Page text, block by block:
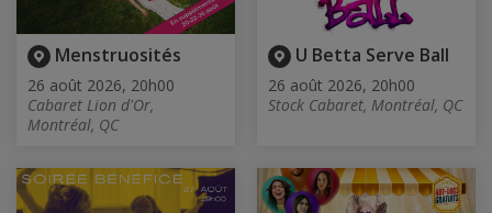
Menstruosités
26 août 2026, 20h00
Cabaret Lion d'Or,
Montréal, QC
U Betta Serve Ball
26 août 2026, 20h00
Stock Cabaret, Montréal, QC